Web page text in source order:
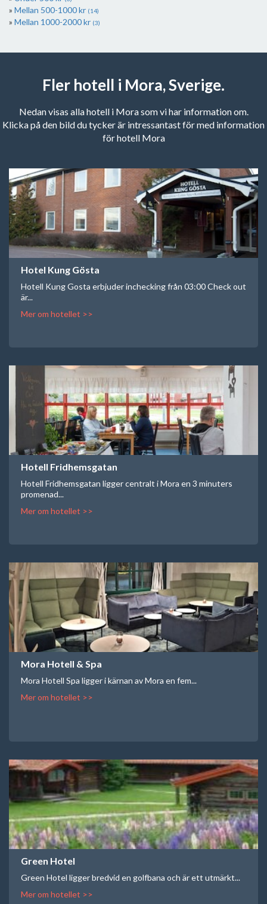
Mellan 500-1000 kr (14)
Mellan 1000-2000 kr (3)
Fler hotell i Mora, Sverige.
Nedan visas alla hotell i Mora som vi har information om.
Klicka på den bild du tycker är intressantast för med information
för hotell Mora
Hotel Kung Gösta
Hotell Kung Gosta erbjuder inchecking från 03:00 Check out
är...
Mer om hotellet >>
Hotell Fridhemsgatan
Hotell Fridhemsgatan ligger centralt i Mora en 3 minuters
promenad...
Mer om hotellet >>
Mora Hotell & Spa
Mora Hotell Spa ligger i kärnan av Mora en fem...
Mer om hotellet >>
Green Hotel
Green Hotel ligger bredvid en golfbana och är ett utmärkt...
Mer om hotellet >>